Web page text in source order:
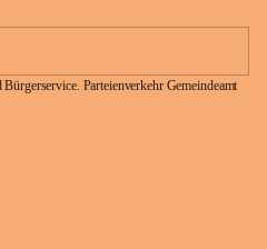
Parteienverkehr Gemeindeamt